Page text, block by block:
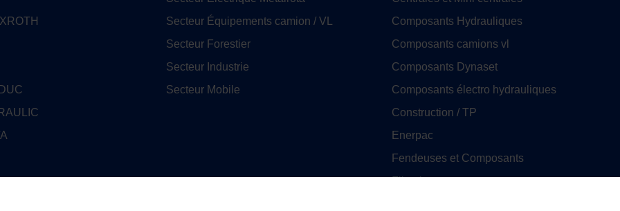
Secteur Équipements camion / VL
Secteur Forestier
Secteur Industrie
Secteur Mobile
Composants Hydrauliques
Composants camions vl
Composants Dynaset
Composants électro hydrauliques
Construction / TP
Enerpac
Fendeuses et Composants
Filtration